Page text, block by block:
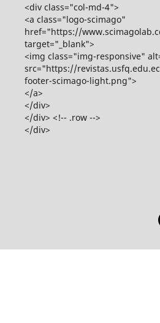
<div class="col-md-4">
<a class="logo-scimago"
href="https://
target="_blank">
<img class="img-responsive"
src="https://
footer-scimago-light.png">
</a>
</div>
</div> <!-- .row -->
</div>